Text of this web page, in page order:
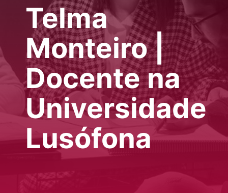
Telma
Monteiro |
Docente na
Universidade
Lusófona